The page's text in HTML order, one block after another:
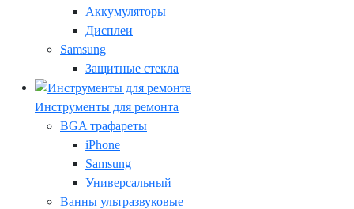
Аккумуляторы
Дисплеи
Samsung
Защитные стекла
Инструменты для ремонта
BGA трафареты
iPhone
Samsung
Универсальный
Ванны ультразвуковые